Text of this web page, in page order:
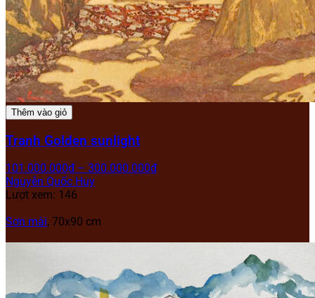
Thêm vào giỏ
Tranh Golden sunlight
101.000.000₫ – 300.000.000₫
Nguyễn Quốc Huy
Lượt xem: 146
Sơn mài, 70x90 cm